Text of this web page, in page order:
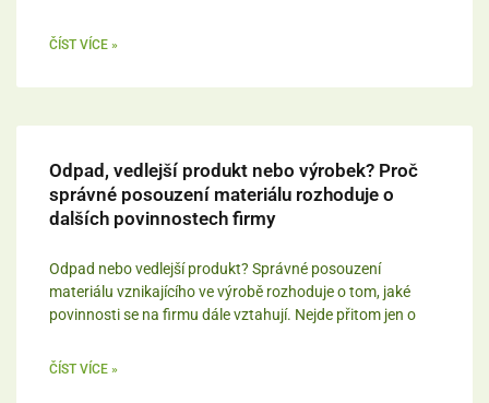
ČÍST VÍCE »
Odpad, vedlejší produkt nebo výrobek? Proč
správné posouzení materiálu rozhoduje o
dalších povinnostech firmy
Odpad nebo vedlejší produkt? Správné posouzení
materiálu vznikajícího ve výrobě rozhoduje o tom, jaké
povinnosti se na firmu dále vztahují. Nejde přitom jen o
ČÍST VÍCE »